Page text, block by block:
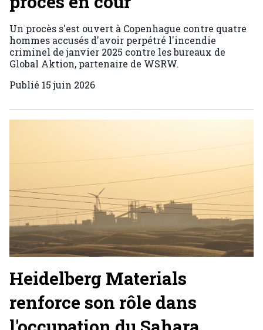
Un procès s'est ouvert à Copenhague contre quatre
hommes accusés d'avoir perpétré l'incendie
criminel de janvier 2025 contre les bureaux de
Global Aktion, partenaire de WSRW.
Publié 15 juin 2026
Heidelberg Materials
renforce son rôle dans